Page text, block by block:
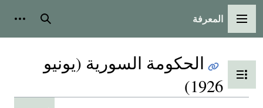
الرئيسية
المعرفة أدوات
عرض جدول المحتويات
الحكومة السورية (يونيو
1926)